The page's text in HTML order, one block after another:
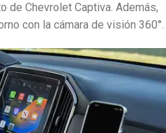
de Chevrolet Captiva. Además,
con la cámara de visión 360°.